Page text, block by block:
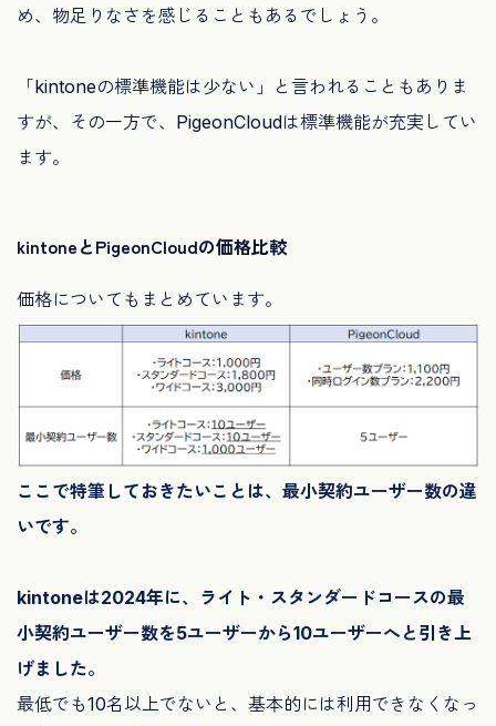
め、物足りなさを感じることもあるでしょう。
「kintoneの標準機能は少ない」と言われることもありま
すが、その一方で、PigeonCloudは標準機能が充実してい
ます。
kintoneとPigeonCloudの価格比較
価格についてもまとめています。
ここで特筆しておきたいことは、最小契約ユーザー数の違
いです。
kintoneは2024年に、ライト・スタンダードコースの最
小契約ユーザー数を5ユーザーから10ユーザーへと引き上
げました。
最低でも10名以上でないと、基本的には利用できなくなっ